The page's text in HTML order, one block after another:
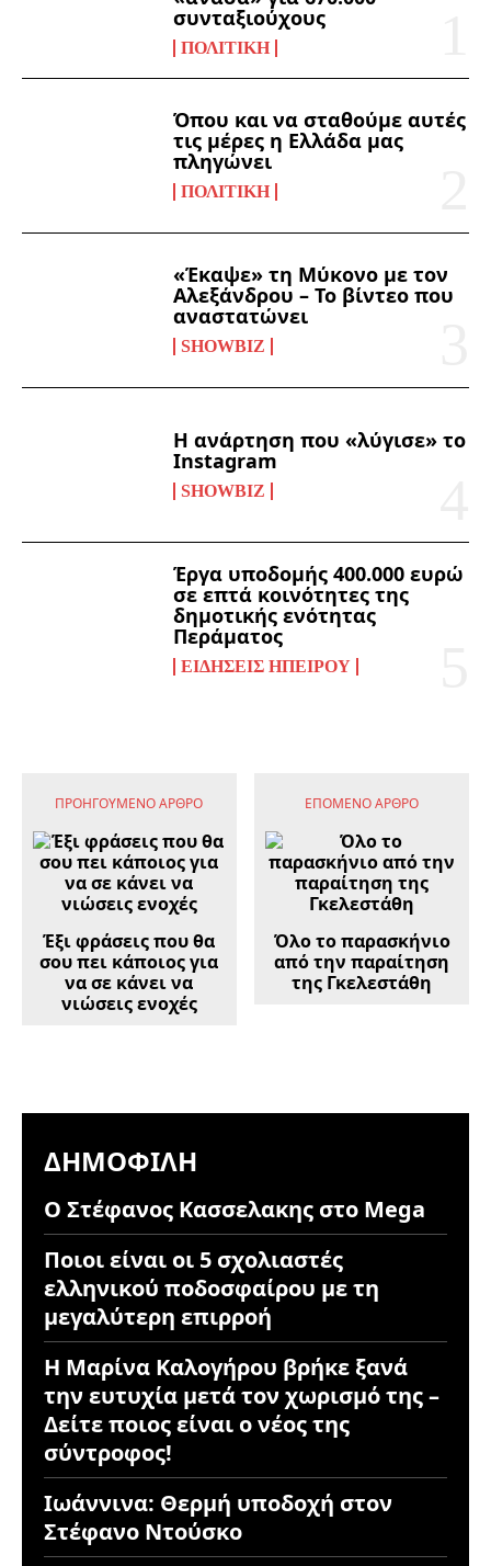
συνταξιούχους
ΠΟΛΙΤΙΚΉ
Όπου και να σταθούμε αυτές
τις μέρες η Ελλάδα μας
πληγώνει
ΠΟΛΙΤΙΚΉ
«Έκαψε» τη Μύκονο με τον
Αλεξάνδρου – Το βίντεο που
αναστατώνει
SHOWBIZ
Η ανάρτηση που «λύγισε» το
Instagram
SHOWBIZ
Έργα υποδομής 400.000 ευρώ
σε επτά κοινότητες της
δημοτικής ενότητας
Περάματος
ΕΙΔΉΣΕΙΣ ΗΠΕΊΡΟΥ
ΠΡΟΗΓΟΎΜΕΝΟ ΆΡΘΡΟ
Έξι φράσεις που θα
σου πει κάποιος για
να σε κάνει να
νιώσεις ενοχές
ΕΠΌΜΕΝΟ ΆΡΘΡΟ
Όλο το παρασκήνιο
από την παραίτηση
της Γκελεστάθη
ΔΗΜΟΦΙΛΉ
Ο Στέφανος Κασσελακης στο Mega
Ποιοι είναι οι 5 σχολιαστές
ελληνικού ποδοσφαίρου με τη
μεγαλύτερη επιρροή
Η Μαρίνα Καλογήρου βρήκε ξανά
την ευτυχία μετά τον χωρισμό της –
Δείτε ποιος είναι ο νέος της
σύντροφος!
Ιωάννινα: Θερμή υποδοχή στον
Στέφανο Ντούσκο